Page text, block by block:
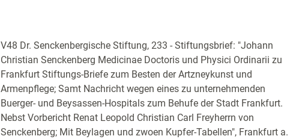
V48 Dr. Senckenbergische Stiftung, 233 - Stiftungsbrief: "Johann
Christian Senckenberg Medicinae Doctoris und Physici Ordinarii zu
Frankfurt Stiftungs-Briefe zum Besten der Artzneykunst und
Armenpflege; Samt Nachricht wegen eines zu unternehmenden
Buerger- und Beysassen-Hospitals zum Behufe der Stadt Frankfurt.
Nebst Vorbericht Renat Leopold Christian Carl Freyherrn von
Senckenberg; Mit Beylagen und zwoen Kupfer-Tabellen", Frankfurt a.